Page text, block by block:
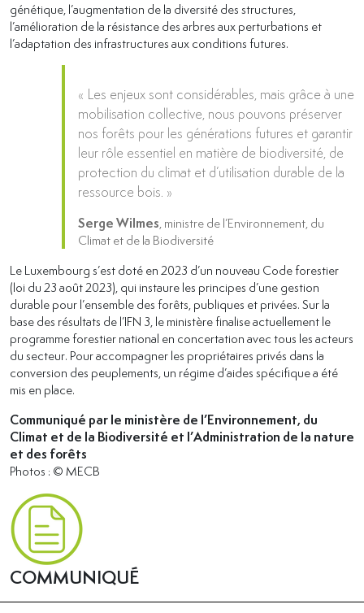
génétique, l’augmentation de la diversité des structures,
l’amélioration de la résistance des arbres aux perturbations et
l’adaptation des infrastructures aux conditions futures.
« Les enjeux sont considérables, mais grâce à une
mobilisation collective, nous pouvons préserver
nos forêts pour les générations futures et garantir
leur rôle essentiel en matière de biodiversité, de
protection du climat et d’utilisation durable de la
ressource bois. »
Serge Wilmes , ministre de l’Environnement, du
Climat et de la Biodiversité
Le Luxembourg s’est doté en 2023 d’un nouveau Code forestier
(loi du 23 août 2023), qui instaure les principes d’une gestion
durable pour l’ensemble des forêts, publiques et privées. Sur la
base des résultats de l’IFN 3, le ministère finalise actuellement le
programme forestier national en concertation avec tous les acteurs
du secteur. Pour accompagner les propriétaires privés dans la
conversion des peuplements, un régime d’aides spécifique a été
mis en place.
Communiqué par le ministère de l’Environnement, du
Climat et de la Biodiversité et l’Administration de la nature
et des forêts
Photos : © MECB
COMMUNIQUÉ